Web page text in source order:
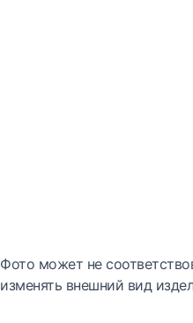
Фото может не
изменять внешний вид